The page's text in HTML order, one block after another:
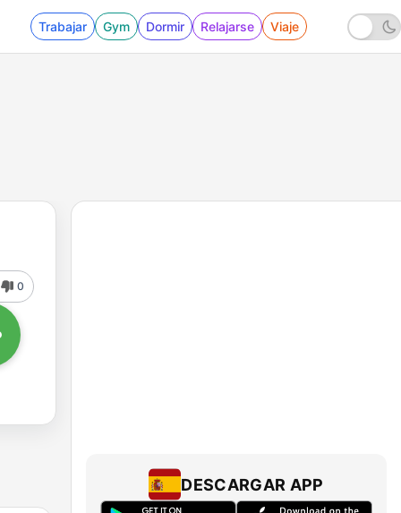
Trabajar Gym Dormir Relajarse Viaje
0
DESCARGAR APP